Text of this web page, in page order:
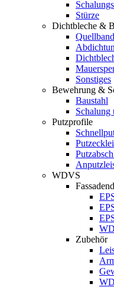
Stürze
Dichtbleche &
Quellband
Sonstiges
Bewehrung &
Baustahl
Schalung
Putzprofile
WDVS
Zubehör